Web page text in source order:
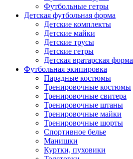
Футбольные гетры
Детская футбольная форма
Детские комплекты
Детские майки
Детские трусы
Детские гетры
Детская вратарская форма
Футбольная экипировка
Парадные костюмы
Тренировочные костюмы
Тренировочные свитера
Тренировочные штаны
Тренировочные майки
Тренировочные шорты
Спортивное белье
Манишки
Куртки, пуховики